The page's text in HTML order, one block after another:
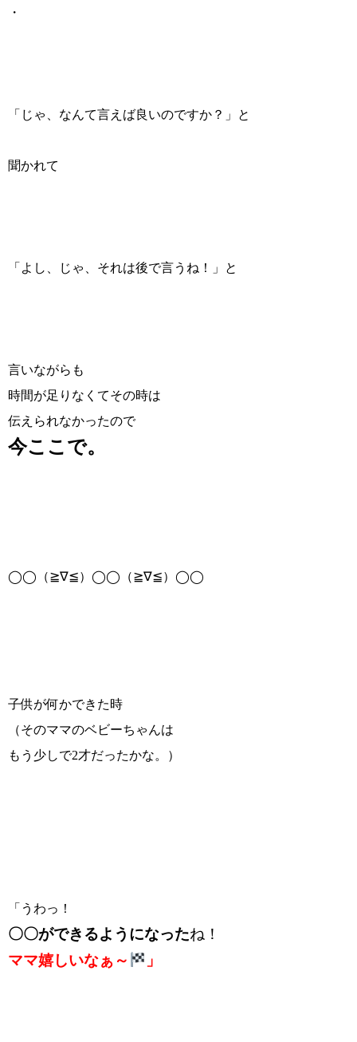
・
「じゃ、なんて言えば良いのですか？」と
聞かれて
「よし、じゃ、それは後で言うね！」と
言いながらも
時間が足りなくてその時は
伝えられなかったので
今ここで。
◯◯（≧∇≦）◯◯（≧∇≦）◯◯
子供が何かできた時
（そのママのベビーちゃんは
もう少しで2才だったかな。）
「うわっ！
〇〇ができるようになったね！
ママ嬉しいなぁ～
」